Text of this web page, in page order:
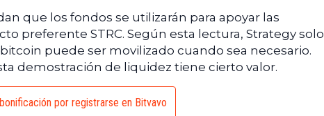
que los fondos se utilizarán para apoyar las
preferente STRC. Según esta lectura, Strategy solo
puede ser movilizado cuando sea necesario.
demostración de liquidez tiene cierto valor.
por registrarse en Bitvavo